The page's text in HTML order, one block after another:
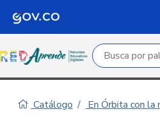
Campo de
Catálogo En Órbita con la